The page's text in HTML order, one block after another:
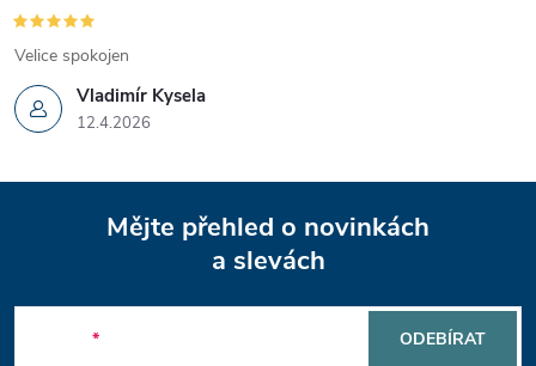
p
i
s
u
Vladimír Kysela
12.4.2026
Velice spokojen
Mějte přehled o novinkách
a slevách
ODEBÍRAT